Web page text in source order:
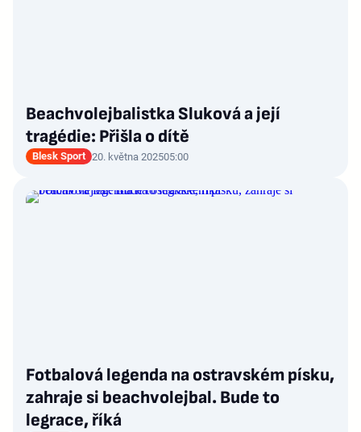
Beachvolejbalistka Sluková a její
tragédie: Přišla o dítě
Blesk Sport 20. května 202505:00
Fotbalová legenda na ostravském písku,
zahraje si beachvolejbal. Bude to
legrace, říká